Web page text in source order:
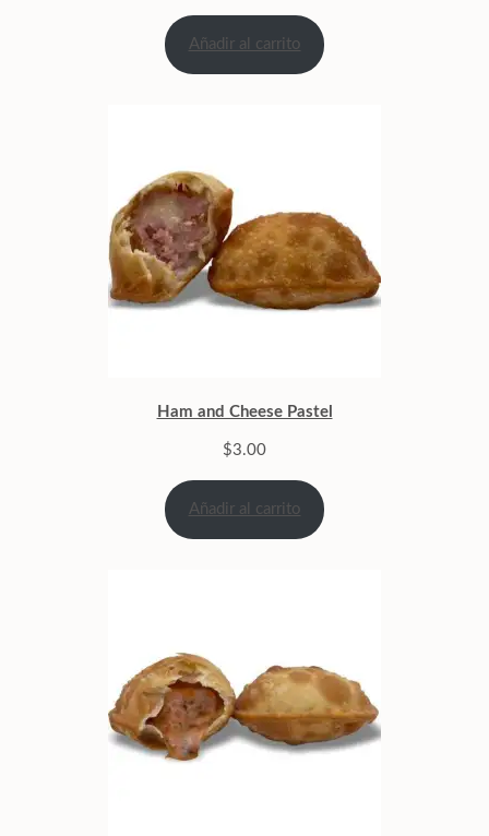
Añadir al carrito
Ham and Cheese Pastel
$3.00
Añadir al carrito